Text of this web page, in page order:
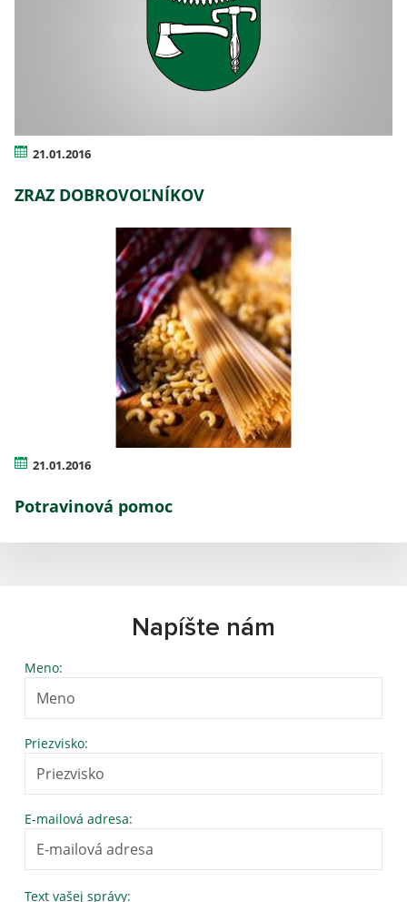
21.01.2016
ZRAZ DOBROVOĽNÍKOV
21.01.2016
Potravinová pomoc
Napíšte nám
Meno:
Priezvisko:
E-mailová adresa:
Text vašej správy: